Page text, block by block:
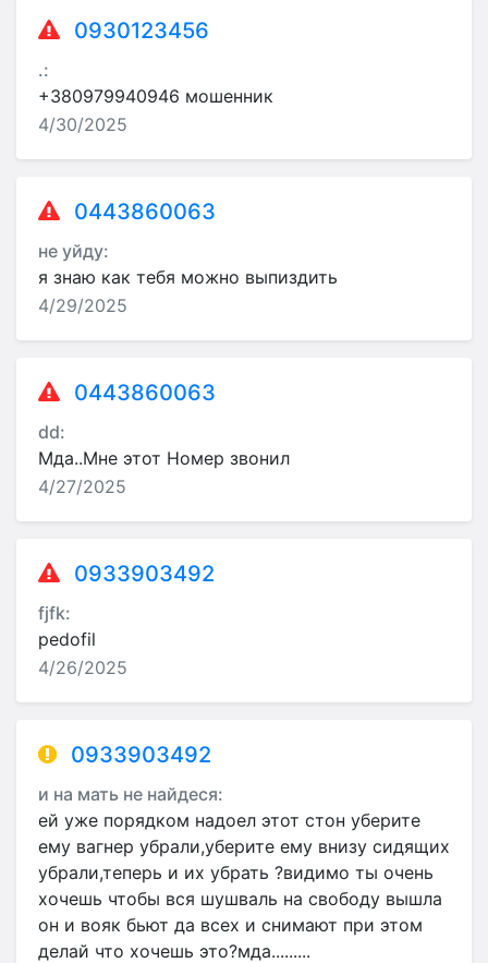
0930123456
.:
+380979940946 мошенник
4/30/2025
0443860063
не уйду:
я знаю как тебя можно выпиздить
4/29/2025
0443860063
dd:
Мда..Мне этот Номер звонил
4/27/2025
0933903492
fjfk:
pedofil
4/26/2025
0933903492
и на мать не найдеся:
ей уже порядком надоел этот стон уберите
ему вагнер убрали,уберите ему внизу сидящих
убрали,теперь и их убрать ?видимо ты очень
хочешь чтобы вся шушваль на свободу вышла
он и вояк бьют да всех и снимают при этом
делай что хочешь это?мда.........